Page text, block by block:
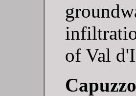
of Val